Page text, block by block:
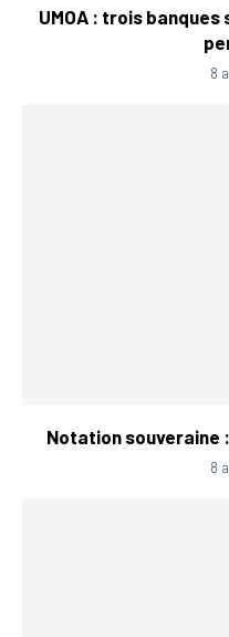
UMOA : trois banques
8
Notation souveraine
8